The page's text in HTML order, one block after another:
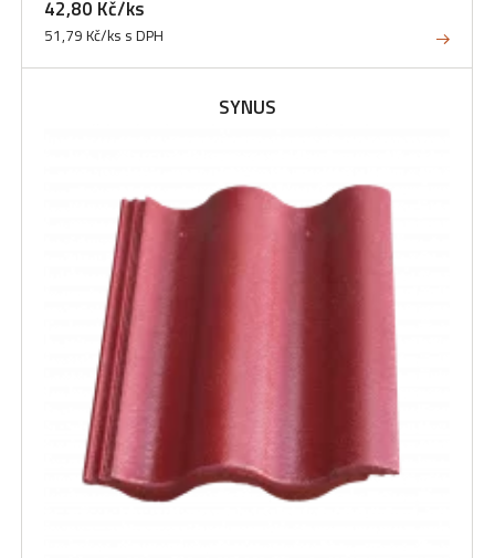
42,80 Kč/ks
51,79 Kč/ks s DPH
SYNUS